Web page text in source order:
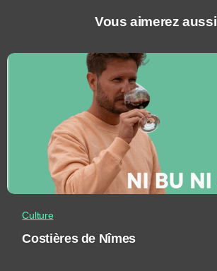
Vous aimerez aussi
Culture
Costières de Nîmes